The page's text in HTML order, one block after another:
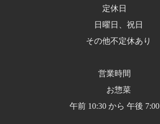
定休日
日曜日、祝日
その他不定休あり
営業時間
お惣菜
午前 10:30 から 午後 7:00